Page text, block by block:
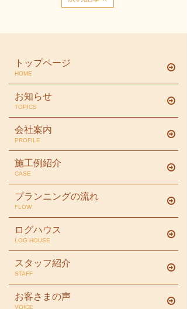
トップページ
HOME
お知らせ
TOPICS
会社案内
PROFILE
施工例紹介
CASE
プランニングの流れ
FLOW
ログハウス
LOG HOUSE
スタッフ紹介
STAFF
お客さまの声
VOICE